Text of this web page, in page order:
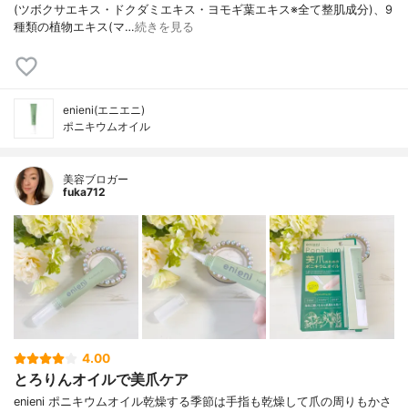
(ツボクサエキス・ドクダミエキス・ヨモギ葉エキス※全て整肌成分)、9
種類の植物エキス(マ…続きを見る
enieni(エニエニ)
ポニキウムオイル
美容ブロガー
fuka712
4.00
とろりんオイルで美爪ケア
enieni ポニキウムオイル乾燥する季節は手指も乾燥して爪の周りもかさ